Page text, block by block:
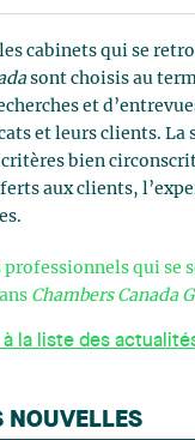
cabinets qui se
sont choisis au
et
et leurs clients. La
critères bien
aux clients,
professionnels qui se
Chambers Canada
à la liste des
NOUVELLES